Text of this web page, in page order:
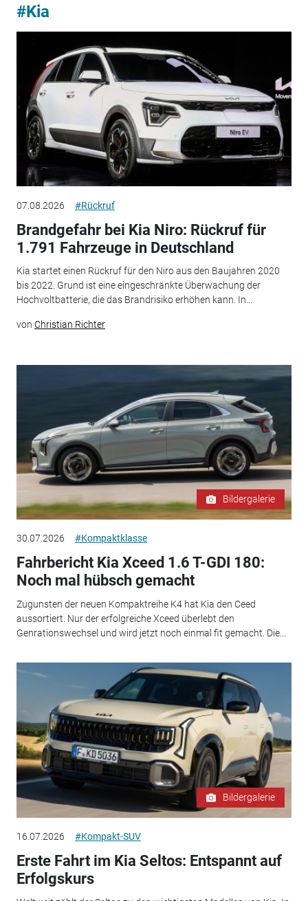
#Kia
07.08.2026 #Rückruf
Brandgefahr bei Kia Niro: Rückruf für
1.791 Fahrzeuge in Deutschland
Kia startet einen Rückruf für den Niro aus den Baujahren 2020
bis 2022. Grund ist eine eingeschränkte Überwachung der
Hochvoltbatterie, die das Brandrisiko erhöhen kann. In...
von Christian Richter
Bildergalerie
30.07.2026 #Kompaktklasse
Fahrbericht Kia Xceed 1.6 T-GDI 180:
Noch mal hübsch gemacht
Zugunsten der neuen Kompaktreihe K4 hat Kia den Ceed
aussortiert. Nur der erfolgreiche Xceed überlebt den
Genrationswechsel und wird jetzt noch einmal fit gemacht. Die...
Bildergalerie
16.07.2026 #Kompakt-SUV
Erste Fahrt im Kia Seltos: Entspannt auf
Erfolgskurs